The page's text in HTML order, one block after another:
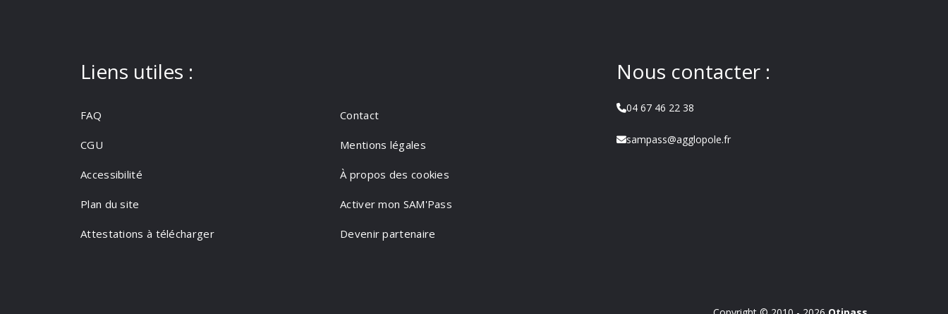
Liens utiles :
FAQ Contact
CGU Mentions légales
Accessibilité À propos des cookies
Plan du site Activer mon SAM'Pass
Attestations à télécharger Devenir partenaire
Nous contacter :
04 67 46 22 38
sampass@agglopole.fr